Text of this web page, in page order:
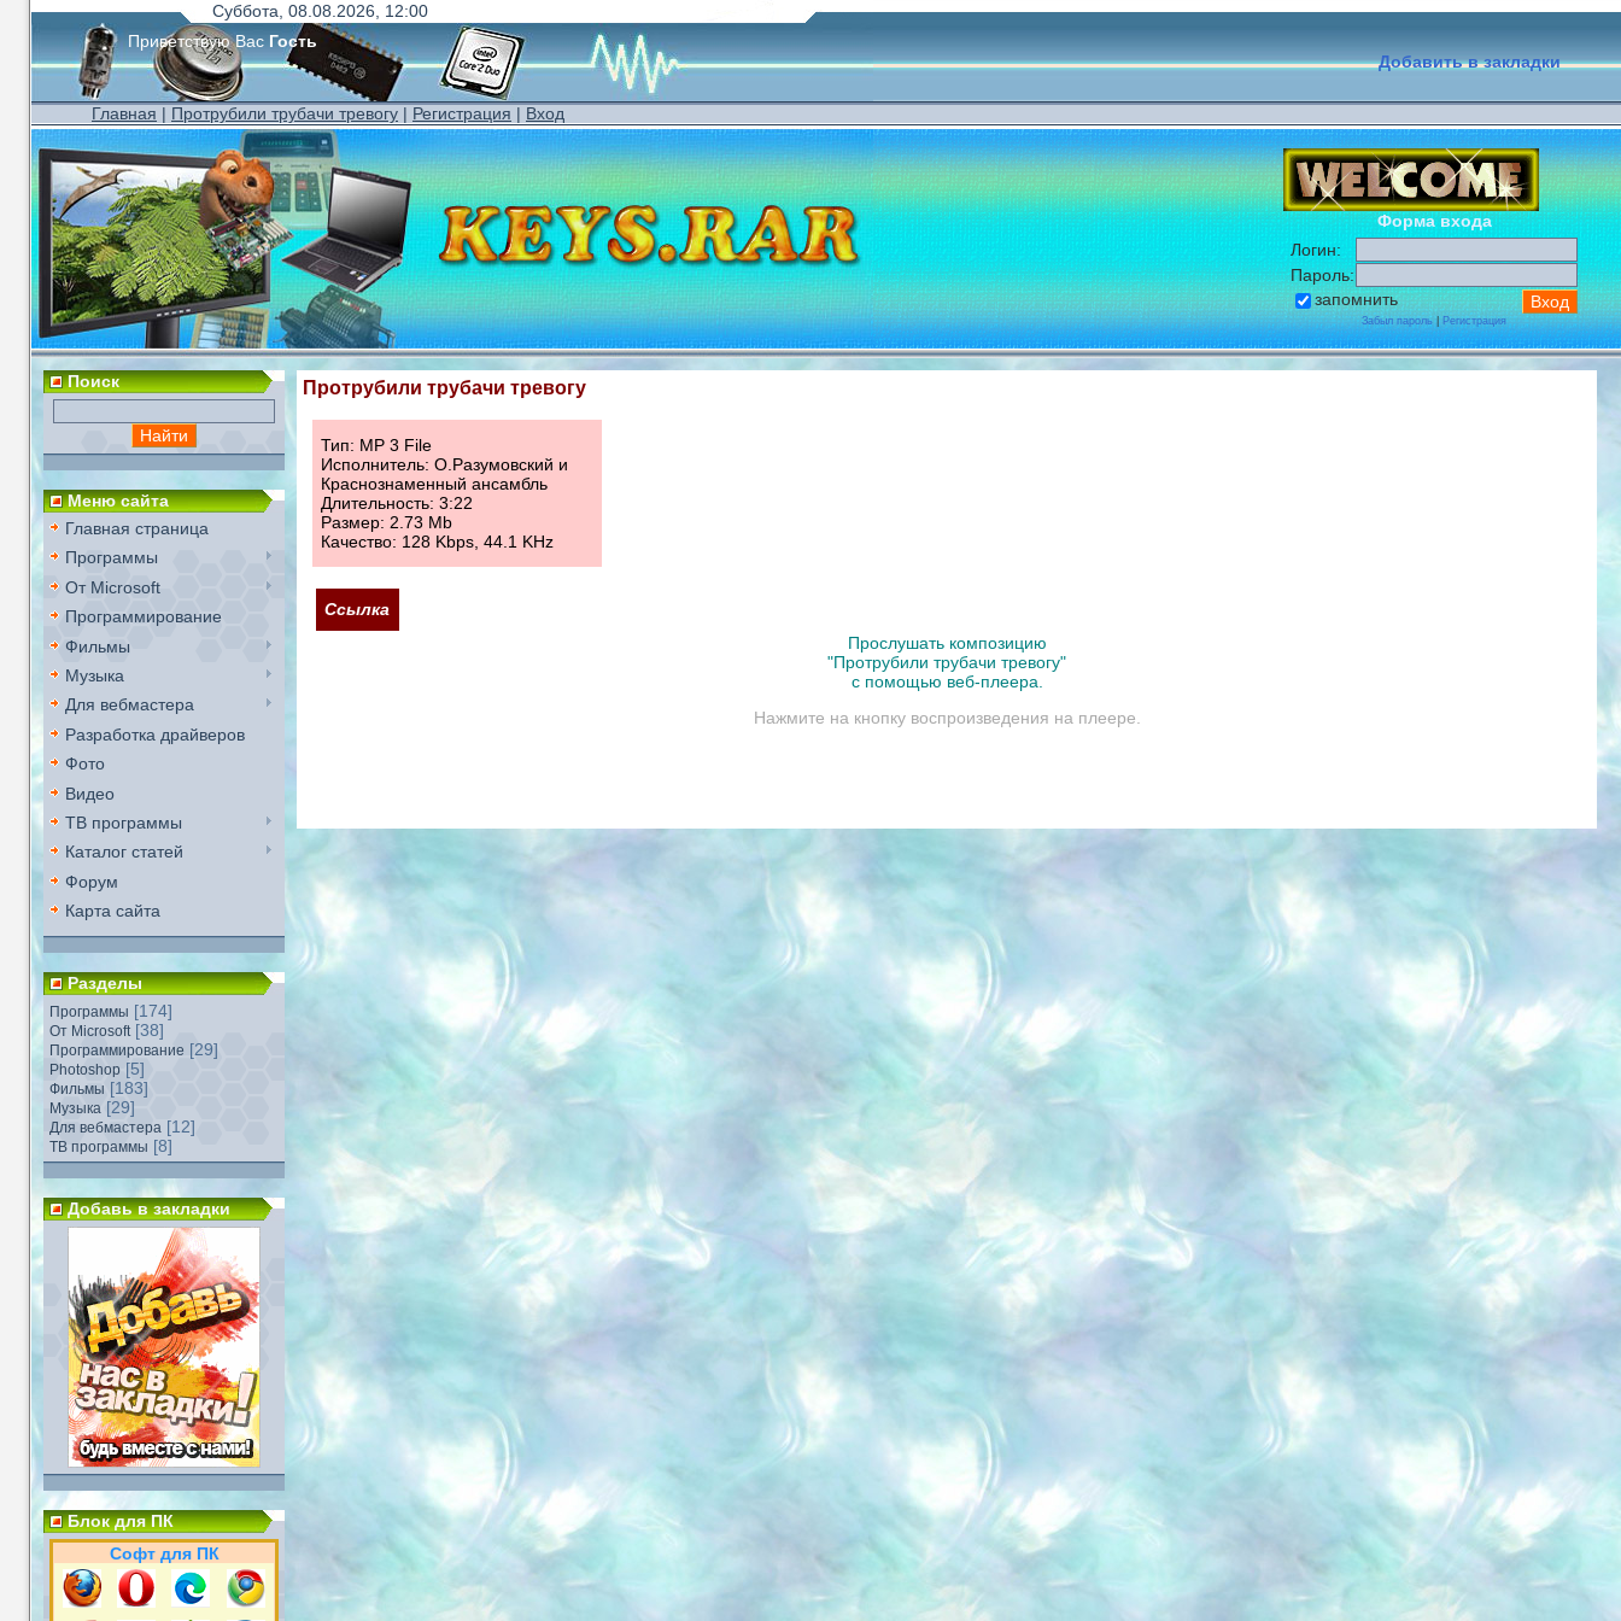
Суббота, 08.08.2026, 12:00
Приветствую Вас Гость
Добавить в закладки
Главная | Протрубили трубачи тревогу | Регистрация | Вход
Форма входа
Логин:
Пароль:
запомнить
Забыл пароль | Регистрация
Поиск
Меню сайта
Главная страница
Программы
От Microsoft
Программирование
Фильмы
Музыка
Для вебмастера
Разработка драйверов
Фото
Видео
ТВ программы
Каталог статей
Форум
Карта сайта
Разделы
Программы [174]
От Microsoft [38]
Программирование [29]
Photoshop [5]
Фильмы [183]
Музыка [29]
Для вебмастера [12]
ТВ программы [8]
Добавь в закладки
Блок для ПК
Софт для ПК
Протрубили трубачи тревогу
Тип: MP 3 File
Исполнитель: О.Разумовский и
Краснознаменный ансамбль
Длительность: 3:22
Размер: 2.73 Mb
Качество: 128 Kbps, 44.1 KHz
Ссылка
Прослушать композицию
"Протрубили трубачи тревогу"
с помощью веб-плеера.
Нажмите на кнопку воспроизведения на плеере.